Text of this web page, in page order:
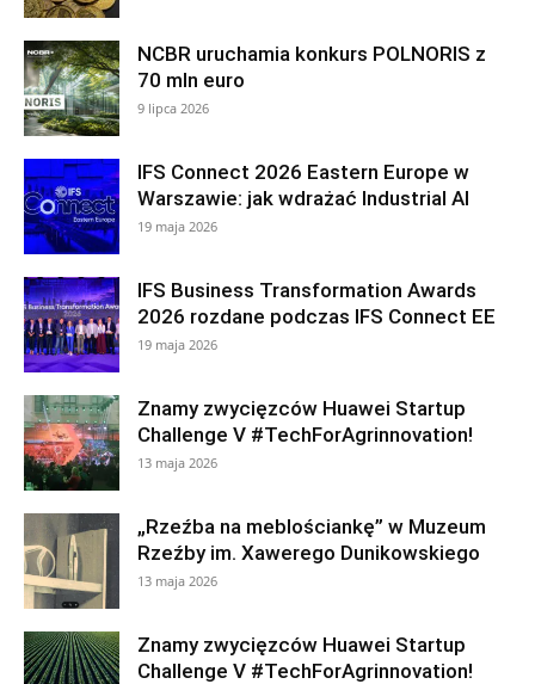
NCBR uruchamia konkurs POLNORIS z
70 mln euro
9 lipca 2026
IFS Connect 2026 Eastern Europe w
Warszawie: jak wdrażać Industrial AI
19 maja 2026
IFS Business Transformation Awards
2026 rozdane podczas IFS Connect EE
19 maja 2026
Znamy zwycięzców Huawei Startup
Challenge V #TechForAgrinnovation!
13 maja 2026
„Rzeźba na meblościankę” w Muzeum
Rzeźby im. Xawerego Dunikowskiego
13 maja 2026
Znamy zwycięzców Huawei Startup
Challenge V #TechForAgrinnovation!